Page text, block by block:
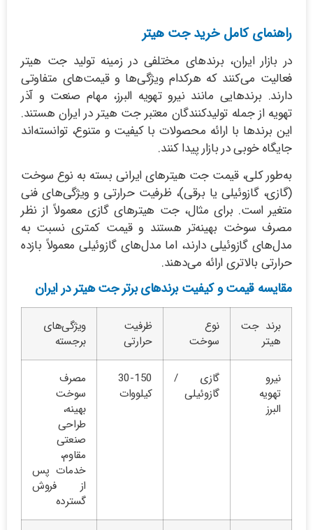
راهنمای کامل خرید جت هیتر
در بازار ایران، برندهای مختلفی در زمینه تولید جت هیتر
فعالیت می‌کنند که هرکدام ویژگی‌ها و قیمت‌های متفاوتی
دارند. برندهایی مانند نیرو تهویه البرز، مهام صنعت و آذر
تهویه از جمله تولیدکنندگان معتبر جت هیتر در ایران هستند.
این برندها با ارائه محصولات با کیفیت و متنوع، توانسته‌اند
جایگاه خوبی در بازار پیدا کنند.
به‌طور کلی، قیمت جت هیترهای ایرانی بسته به نوع سوخت
(گازی، گازوئیلی یا برقی)، ظرفیت حرارتی و ویژگی‌های فنی
متغیر است. برای مثال، جت هیترهای گازی معمولاً از نظر
مصرف سوخت بهینه‌تر هستند و قیمت کمتری نسبت به
مدل‌های گازوئیلی دارند، اما مدل‌های گازوئیلی معمولاً بازده
حرارتی بالاتری ارائه می‌دهند.
مقایسه قیمت و کیفیت برندهای برتر جت هیتر در ایران
برند جت
هیتر
نوع
سوخت
ظرفیت
حرارتی
ویژگی‌های
برجسته
نیرو
تهویه
البرز
گازی /
گازوئیلی
30-150
کیلووات
مصرف
سوخت
بهینه،
طراحی
صنعتی
مقاوم،
خدمات پس
از فروش
گسترده